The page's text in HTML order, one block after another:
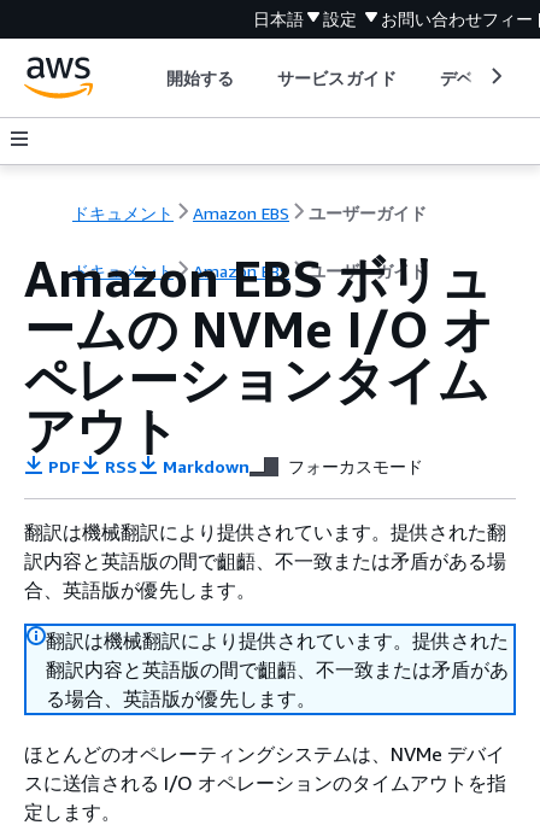
日本語 設定 お問い合わせフィー
開始する サービスガイド デベロッパ
ドキュメント Amazon EBS ユーザーガイド
ドキュメント Amazon EBS ユーザーガイド
Amazon EBS ボリュ
ームの NVMe I/O オ
ペレーションタイム
アウト
PDF RSS Markdown フォーカスモード
翻訳は機械翻訳により提供されています。提供された翻
訳内容と英語版の間で齟齬、不一致または矛盾がある場
合、英語版が優先します。
翻訳は機械翻訳により提供されています。提供された
翻訳内容と英語版の間で齟齬、不一致または矛盾があ
る場合、英語版が優先します。
ほとんどのオペレーティングシステムは、NVMe デバイ
スに送信される I/O オペレーションのタイムアウトを指
定します。